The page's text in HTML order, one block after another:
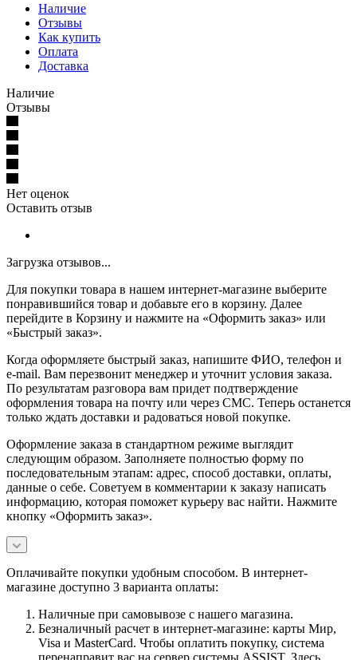
Наличие
Отзывы
Как купить
Оплата
Доставка
Наличие
Отзывы
Нет оценок
Оставить отзыв
Загрузка отзывов...
Для покупки товара в нашем интернет-магазине выберите
понравившийся товар и добавьте его в корзину. Далее
перейдите в Корзину и нажмите на «Оформить заказ» или
«Быстрый заказ».
Когда оформляете быстрый заказ, напишите ФИО, телефон и
e-mail. Вам перезвонит менеджер и уточнит условия заказа.
По результатам разговора вам придет подтверждение
оформления товара на почту или через СМС. Теперь останется
только ждать доставки и радоваться новой покупке.
Оформление заказа в стандартном режиме выглядит
следующим образом. Заполняете полностью форму по
последовательным этапам: адрес, способ доставки, оплаты,
данные о себе. Советуем в комментарии к заказу написать
информацию, которая поможет курьеру вас найти. Нажмите
кнопку «Оформить заказ».
Оплачивайте покупки удобным способом. В интернет-
магазине доступно 3 варианта оплаты:
Наличные при самовывозе с нашего магазина.
Безналичный расчет в интернет-магазине: карты Мир,
Visa и MasterCard. Чтобы оплатить покупку, система
перенаправит вас на сервер системы ASSIST. Здесь